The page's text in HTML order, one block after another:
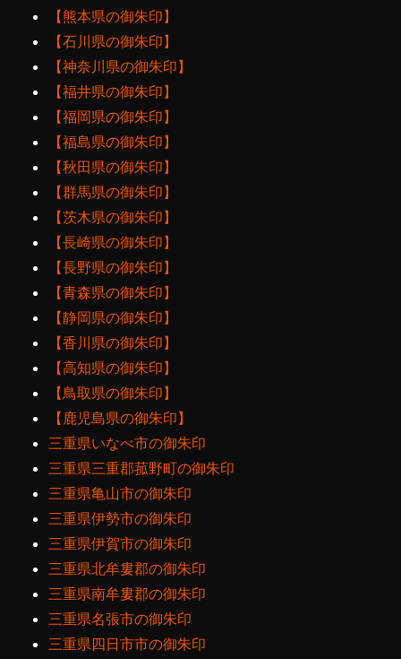
【熊本県の御朱印】
【石川県の御朱印】
【神奈川県の御朱印】
【福井県の御朱印】
【福岡県の御朱印】
【福島県の御朱印】
【秋田県の御朱印】
【群馬県の御朱印】
【茨木県の御朱印】
【長崎県の御朱印】
【長野県の御朱印】
【青森県の御朱印】
【静岡県の御朱印】
【香川県の御朱印】
【高知県の御朱印】
【鳥取県の御朱印】
【鹿児島県の御朱印】
三重県いなべ市の御朱印
三重県三重郡菰野町の御朱印
三重県亀山市の御朱印
三重県伊勢市の御朱印
三重県伊賀市の御朱印
三重県北牟婁郡の御朱印
三重県南牟婁郡の御朱印
三重県名張市の御朱印
三重県四日市市の御朱印